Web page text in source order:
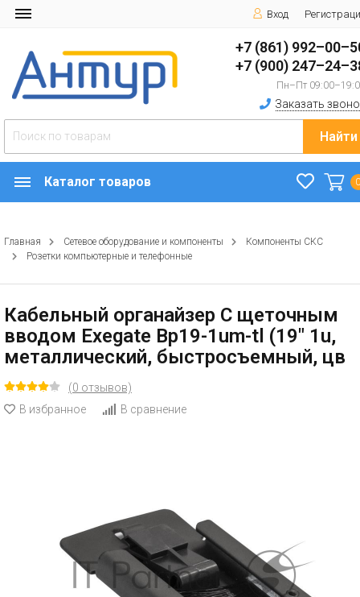
Вход
+7 (861)
+7 (900)
Пн–Пт
Заказать
Найти
Каталог товаров
Главная Сетевое оборудование и компоненты
Компоненты СКС
Розетки компьютерные и телефонные
Кабельный органайзер C щеточным
вводом Exegate Bp19-1um-tl (19" 1u,
металлический, быстросъемный, цв
(0 отзывов)
В избранное
В сравнение